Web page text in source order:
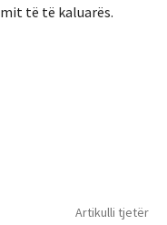
të të kaluarës.
Artikulli tjetër